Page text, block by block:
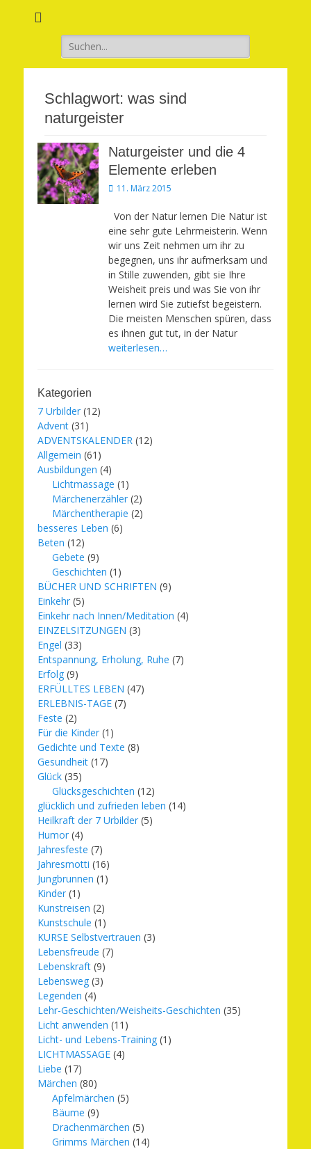
Suchen
nach:
Schlagwort: was sind
naturgeister
Naturgeister und die 4
Elemente erleben
Veröffentlicht
11. März 2015
Von der Natur lernen Die Natur ist
eine sehr gute Lehrmeisterin. Wenn
wir uns Zeit nehmen um ihr zu
begegnen, uns ihr aufmerksam und
in Stille zuwenden, gibt sie Ihre
Weisheit preis und was Sie von ihr
lernen wird Sie zutiefst begeistern.
Die meisten Menschen spüren, dass
es ihnen gut tut, in der Natur
weiterlesen…
Kategorien
7 Urbilder (12)
Advent (31)
ADVENTSKALENDER (12)
Allgemein (61)
Ausbildungen (4)
Lichtmassage (1)
Märchenerzähler (2)
Märchentherapie (2)
besseres Leben (6)
Beten (12)
Gebete (9)
Geschichten (1)
BÜCHER UND SCHRIFTEN (9)
Einkehr (5)
Einkehr nach Innen/Meditation (4)
EINZELSITZUNGEN (3)
Engel (33)
Entspannung, Erholung, Ruhe (7)
Erfolg (9)
ERFÜLLTES LEBEN (47)
ERLEBNIS-TAGE (7)
Feste (2)
Für die Kinder (1)
Gedichte und Texte (8)
Gesundheit (17)
Glück (35)
Glücksgeschichten (12)
glücklich und zufrieden leben (14)
Heilkraft der 7 Urbilder (5)
Humor (4)
Jahresfeste (7)
Jahresmotti (16)
Jungbrunnen (1)
Kinder (1)
Kunstreisen (2)
Kunstschule (1)
KURSE Selbstvertrauen (3)
Lebensfreude (7)
Lebenskraft (9)
Lebensweg (3)
Legenden (4)
Lehr-Geschichten/Weisheits-Geschichten (35)
Licht anwenden (11)
Licht- und Lebens-Training (1)
LICHTMASSAGE (4)
Liebe (17)
Märchen (80)
Apfelmärchen (5)
Bäume (9)
Drachenmärchen (5)
Grimms Märchen (14)